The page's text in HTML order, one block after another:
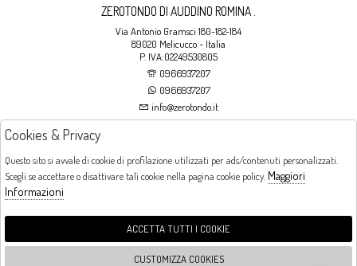
ZEROTONDO DI AUDDINO ROMINA .
Via Antonio Gramsci 180-182-184
89020 Melicucco - Italia
P. IVA:02249530805
0966937207
0966937207
info@zerotondo.it
Orari di apertura
LUNEDI: CHIUSO LA MATTINA - DALLE 16:00 ALLE 20:00 DAL MARTEDI AL
Cookies & Privacy
Questo sito si avvale di cookie di profilazione utilizzati per ads/contenuti personalizzati.
Scegli se accettare o disattivare tali cookie nella pagina cookie policy. Maggiori
Informazioni
ACCETTA TUTTI I COOKIE
CUSTOMIZZA COOKIES